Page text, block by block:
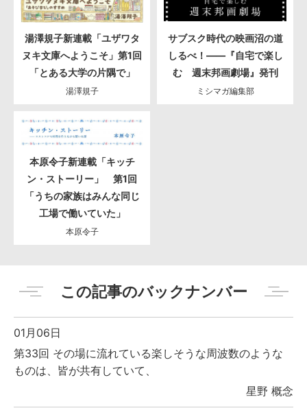
湯澤規子新連載「ユザワタ
ヌキ文庫へようこそ」第1回
「とある大学の片隅で」
湯澤規子
サブスク時代の映画沼の道
しるべ！――『自宅で楽し
む 週末邦画劇場』発刊
ミシマガ編集部
本原令子新連載「キッチ
ン・ストーリー」 第1回
「うちの家族はみんな同じ
工場で働いていた」
本原令子
この記事のバックナンバー
01月06日
第33回 その場に流れている楽しそうな周波数のような
ものは、皆が共有していて、
星野 概念